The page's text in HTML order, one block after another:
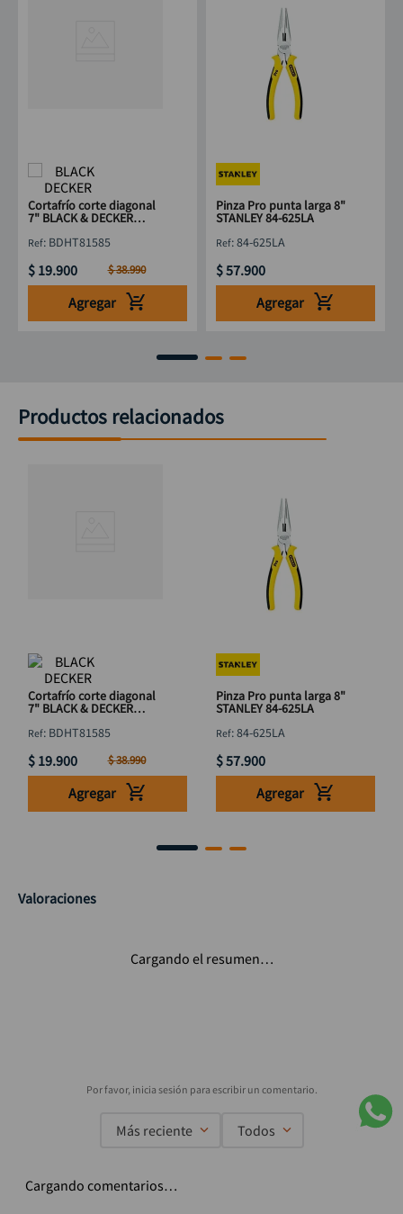
Cortafrío corte diagonal
7" BLACK & DECKER
: BDHT81585
$ 19.900 $38.990
Agregar
Pinza Pro punta larga 8"
STANLEY 84-625LA
:84-625LA
$57.900
Agregar
Productos relacionados
Cortafrío corte diagonal
7" BLACK & DECKER
: BDHT81585
$ 19.900 $38.990
Agregar
Pinza Pro punta larga 8"
STANLEY 84-625LA
:84-625LA
$57.900
Agregar
Valoraciones
Cargando el resumen…
Más reciente Todos
Cargando comentarios…